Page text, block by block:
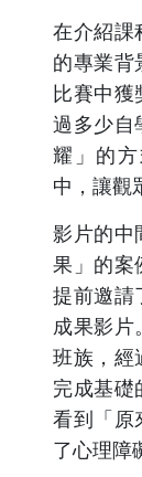
在介紹課
的專業背
比賽中獲
過多少自
耀」的
中，讓觀
影片的中
果」的案
提前邀請
成果影片
班族，經
完成基礎
看到「原
了心理障